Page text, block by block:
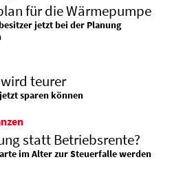
für die Wärmepumpe
jetzt bei der Planung
teurer
sparen können
statt Betriebsrente?
im Alter zur Steuerfalle werden